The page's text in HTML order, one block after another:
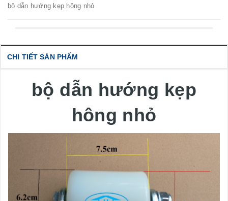
bộ dẫn hướng kẹp hông nhỏ
CHI TIẾT SẢN PHẨM
bộ dẫn hướng kẹp
hông nhỏ